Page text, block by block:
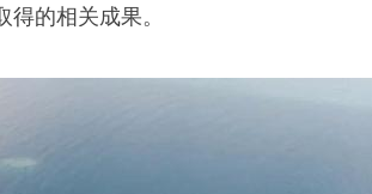
的相关成果。